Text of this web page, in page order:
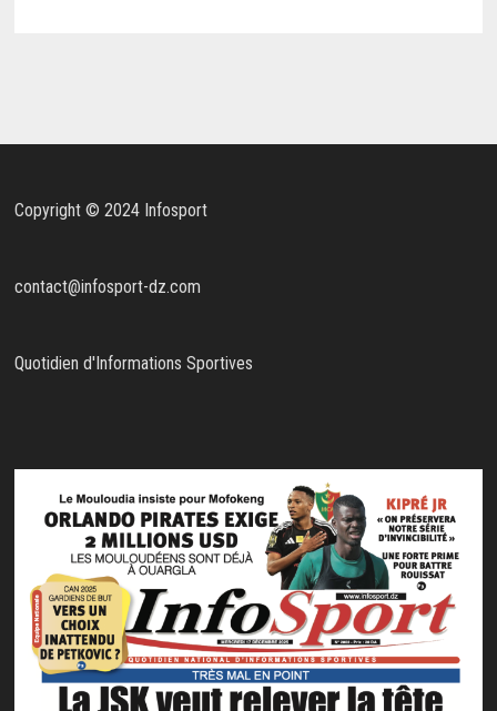
Copyright © 2024 Infosport
contact@infosport-dz.com
Quotidien d'Informations Sportives